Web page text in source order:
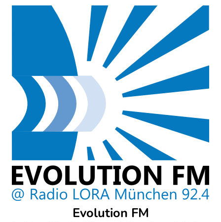
Skip
Evolution FM